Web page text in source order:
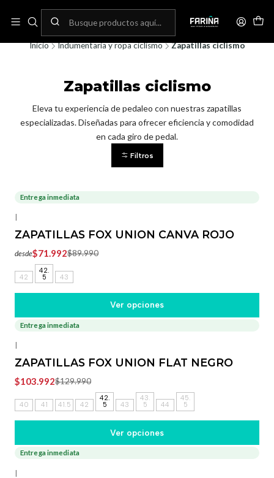
Envíos gratis por compras sobre 80.000! (No aplica para bicicletas)
Inicio Indumentaria y ropa ciclismo Zapatillas ciclismo
Zapatillas ciclismo
Eleva tu experiencia de pedaleo con nuestras zapatillas
especializadas. Diseñadas para ofrecer eficiencia y comodidad
en cada giro de pedal.
Filtros
-20%
Entrega inmediata
|
ZAPATILLAS FOX UNION CANVA ROJO
desde$71.992$89.990
42
42.
5 43
Ver opciones
-20%
Entrega inmediata
|
ZAPATILLAS FOX UNION FLAT NEGRO
$103.992$129.990
40 41 41.5 42
42.
5 43
43.
5 44
45.
5
Ver opciones
Entrega inmediata
|